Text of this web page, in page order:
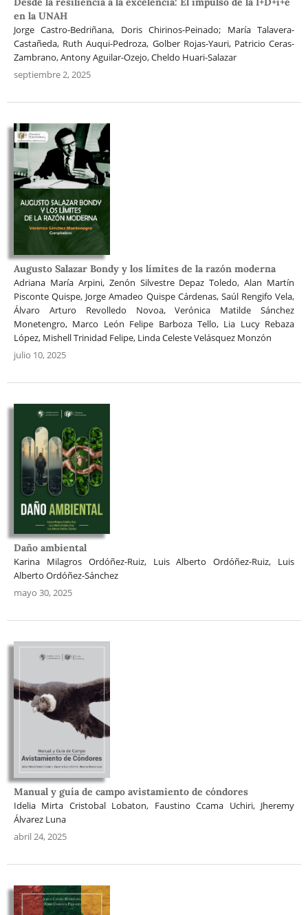
en la UNAH
Jorge Castro-Bedriñana, Doris Chirinos-Peinado; María Talavera-
Castañeda, Ruth Auqui-Pedroza, Golber Rojas-Yauri, Patricio Ceras-
Zambrano, Antony Aguilar-Ozejo, Cheldo Huari-Salazar
septiembre 2, 2025
Augusto Salazar Bondy y los límites de la razón moderna
Adriana María Arpini, Zenón Silvestre Depaz Toledo, Alan Martín
Pisconte Quispe, Jorge Amadeo Quispe Cárdenas, Saúl Rengifo Vela,
Álvaro Arturo Revolledo Novoa, Verónica Matilde Sánchez
Monetengro, Marco León Felipe Barboza Tello, Lia Lucy Rebaza
López, Mishell Trinidad Felipe, Linda Celeste Velásquez Monzón
julio 10, 2025
Daño ambiental
Karina Milagros Ordóñez-Ruiz, Luis Alberto Ordóñez-Ruiz, Luis
Alberto Ordóñez-Sánchez
mayo 30, 2025
Manual y guía de campo avistamiento de cóndores
Idelia Mirta Cristobal Lobaton, Faustino Ccama Uchiri, Jheremy
Álvarez Luna
abril 24, 2025